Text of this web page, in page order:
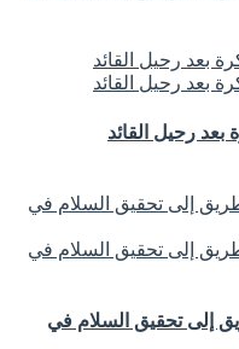
رحيل القائد
إلى تحقيق السلام في